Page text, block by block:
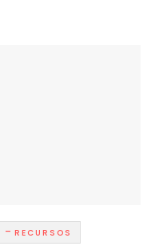
- RECURSOS